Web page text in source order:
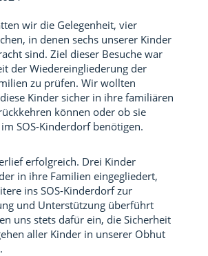
wir die Gelegenheit, vier
in denen sechs unserer Kinder
sind. Ziel dieser Besuche war
der Wiedereingliederung der
zu prüfen. Wir wollten
Kinder sicher in ihre familiären
können oder ob sie
SOS-Kinderdorf benötigen.
erfolgreich. Drei Kinder
in ihre Familien eingegliedert,
ins SOS-Kinderdorf zur
und Unterstützung überführt
uns stets dafür ein, die Sicherheit
aller Kinder in unserer Obhut